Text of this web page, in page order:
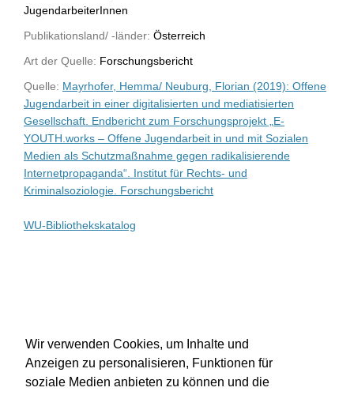
Wir verwenden Cookies, um Inhalte und
Anzeigen zu personalisieren, Funktionen für
soziale Medien anbieten zu können und die
JugendarbeiterInnen
Publikationsland/ -länder: Österreich
Art der Quelle: Forschungsbericht
Quelle: Mayrhofer, Hemma/ Neuburg, Florian (2019): Offene
Jugendarbeit in einer digitalisierten und mediatisierten
Gesellschaft. Endbericht zum Forschungsprojekt „E-
YOUTH.works – Offene Jugendarbeit in und mit Sozialen
Medien als Schutzmaßnahme gegen radikalisierende
Internetpropaganda“. Institut für Rechts- und
Kriminalsoziologie. Forschungsbericht
WU-Bibliothekskatalog